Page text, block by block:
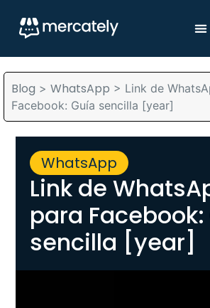
Blog > WhatsApp > Link de
Facebook: Guía sencilla [year]
WhatsApp
Link de
para Facebook:
sencilla [year]